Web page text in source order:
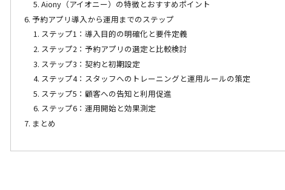
Aiony（アイオニー）の特徴とおすすめポイント
予約アプリ導入から運用までのステップ
ステップ1：導入目的の明確化と要件定義
ステップ2：予約アプリの選定と比較検討
ステップ3：契約と初期設定
ステップ4：スタッフへのトレーニングと運用ルールの策定
ステップ5：顧客への告知と利用促進
ステップ6：運用開始と効果測定
まとめ